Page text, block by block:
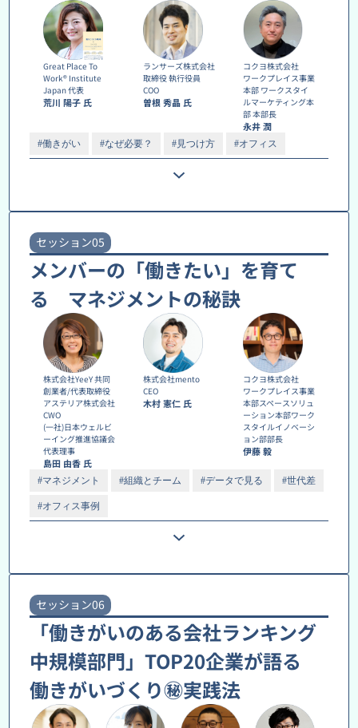
Great Place To
Work® Institute
Japan 代表
荒川 陽子 氏
ランサーズ株式会社
取締役 執行役員
COO
曽根 秀晶 氏
コクヨ株式会社
ワークプレイス事業
本部 ワークスタイ
ルマーケティング本
部 本部長
永井 潤
#働きがい #なぜ必要？ #見つけ方 #オフィス
セッション05
メンバーの「働きたい」を育て
る マネジメントの秘訣
株式会社YeeY 共同
創業者/代表取締役
アステリア株式会社
CWO
(一社)日本ウェルビ
ーイング推進協議会
代表理事
島田 由香 氏
株式会社mento
CEO
木村 憲仁 氏
コクヨ株式会社
ワークプレイス事業
本部スペースソリュ
ーション本部ワーク
スタイルイノベーシ
ョン部部長
伊藤 毅
#マネジメント #組織とチーム #データで見る #世代差
#オフィス事例
セッション06
「働きがいのある会社ランキング
中規模部門」TOP20企業が語る
働きがいづくり㊙実践法